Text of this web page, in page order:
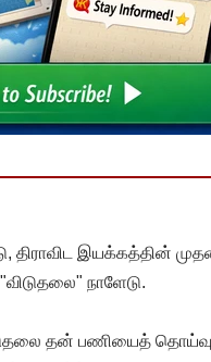
இயக்கத்தின்
நாளேடு.
தன் பணியைத்